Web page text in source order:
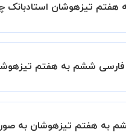
تیزهوشان استادبانک
نداشته اید این
ششم به هفتم
از برگزاری کلاس با استاد
به هفتم تیزهوشان به